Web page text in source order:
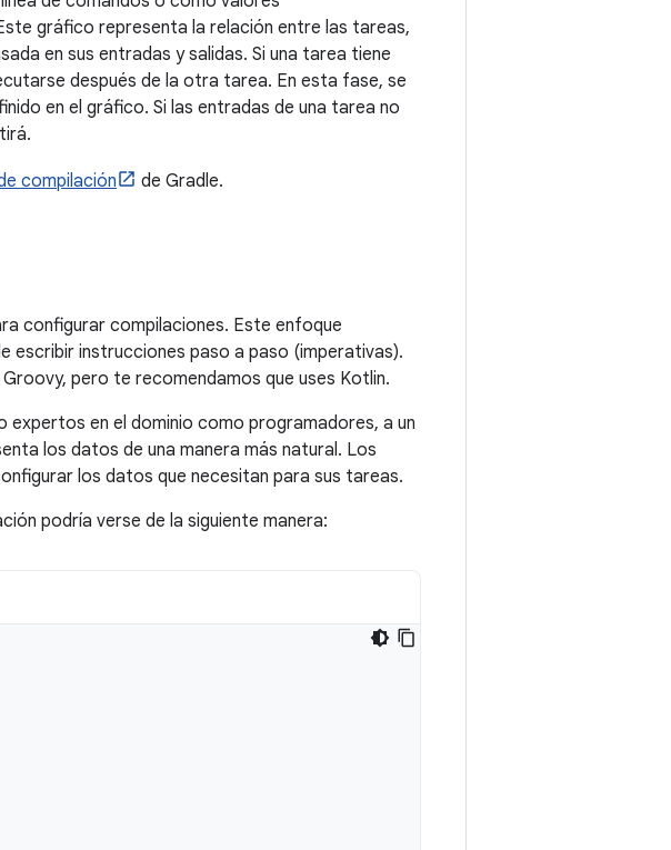
gráfico representa la relación entre las tareas,
en sus entradas y salidas. Si una tarea tiene
después de la otra tarea. En esta fase, se
en el gráfico. Si las entradas de una tarea no
compilación de Gradle.
configurar compilaciones. Este enfoque
escribir instrucciones paso a paso (imperativas).
pero te recomendamos que uses Kotlin.
en el dominio como programadores, a un
los datos de una manera más natural. Los
los datos que necesitan para sus tareas.
podría verse de la siguiente manera: